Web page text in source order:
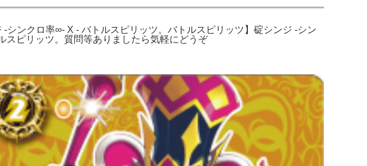
ンクロ率∞- X - バトルスピリッツ。バトルスピリッツ】碇シンジ -シン
スピリッツ。質問等ありましたら気軽にどうぞ